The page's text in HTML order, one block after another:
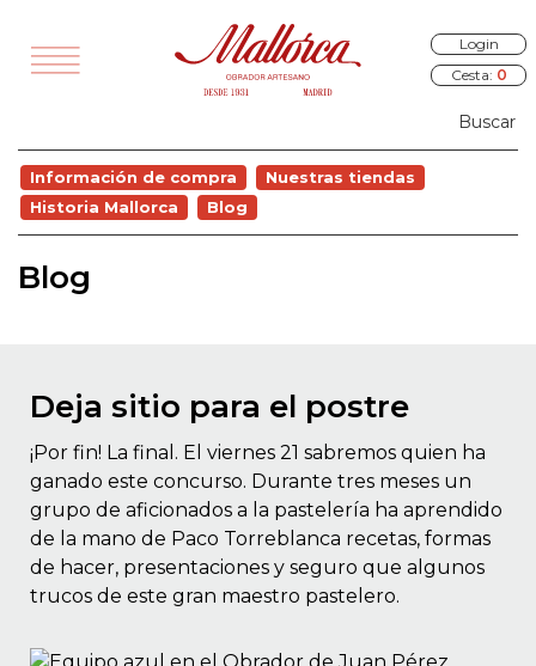
Login
Cesta: 0
Información de compra
Nuestras tiendas
Historia Mallorca
Blog
Blog
Deja sitio para el postre
¡Por fin! La final. El viernes 21 sabremos quien ha
ganado este concurso. Durante tres meses un
grupo de aficionados a la pastelería ha aprendido
de la mano de Paco Torreblanca recetas, formas
de hacer, presentaciones y seguro que algunos
trucos de este gran maestro pastelero.